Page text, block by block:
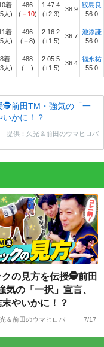
着
人)
486
(－10)
1:47.4
(+2.3)
38.9
鮫島良
56.0
着
人)
496
(＋8)
2:16.2
(+1.5)
36.7
池添謙
56.0
8着
人)
488
(---)
2:05.5
(+1.5)
36.4
福永祐
55.0
🕵前田TM・強気の「一
かに！？
提供：久光＆前田のウマヒロバ
クの見方を伝授🕵前田
気の「一択」宣言、
やいかに！？
＆前田のウマヒロバ 7/17